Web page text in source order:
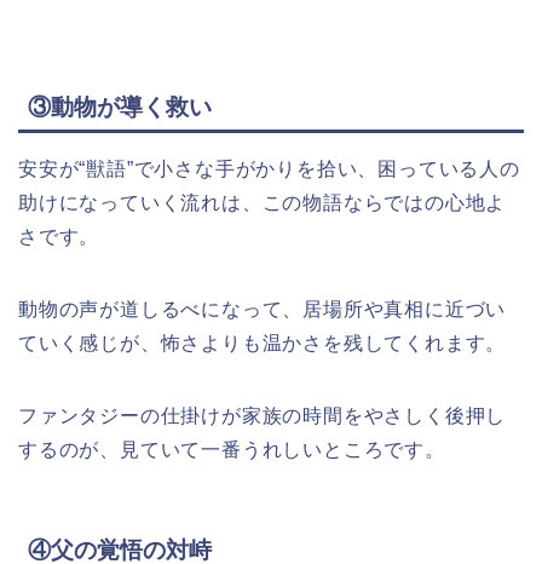
③動物が導く救い
安安が“獣語”で小さな手がかりを拾い、困っている人の
助けになっていく流れは、この物語ならではの心地よ
さです。
動物の声が道しるべになって、居場所や真相に近づい
ていく感じが、怖さよりも温かさを残してくれます。
ファンタジーの仕掛けが家族の時間をやさしく後押し
するのが、見ていて一番うれしいところです。
④父の覚悟の対峙